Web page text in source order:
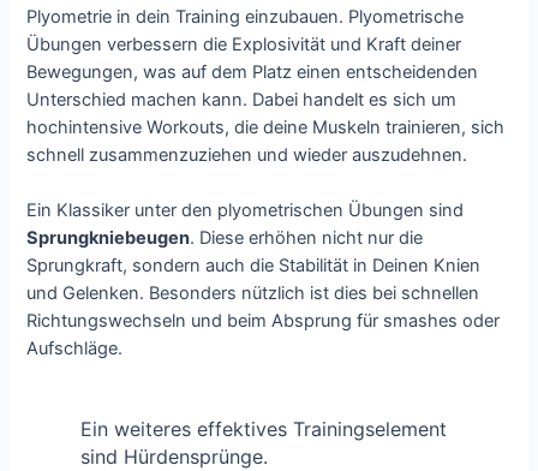
Plyometrie in dein Training einzubauen. Plyometrische
Übungen verbessern die Explosivität und Kraft deiner
Bewegungen, was auf dem Platz einen entscheidenden
Unterschied machen kann. Dabei handelt es sich um
hochintensive Workouts, die deine Muskeln trainieren, sich
schnell zusammenzuziehen und wieder auszudehnen.
Ein Klassiker unter den plyometrischen Übungen sind
Sprungkniebeugen. Diese erhöhen nicht nur die
Sprungkraft, sondern auch die Stabilität in Deinen Knien
und Gelenken. Besonders nützlich ist dies bei schnellen
Richtungswechseln und beim Absprung für smashes oder
Aufschläge.
Ein weiteres effektives Trainingselement
sind Hürdensprünge.